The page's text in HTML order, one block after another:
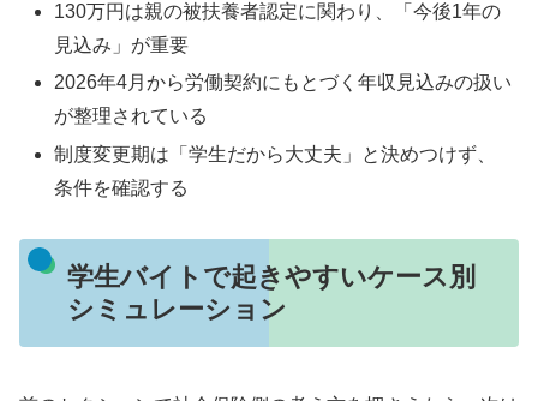
130万円は親の被扶養者認定に関わり、「今後1年の
見込み」が重要
2026年4月から労働契約にもとづく年収見込みの扱い
が整理されている
制度変更期は「学生だから大丈夫」と決めつけず、
条件を確認する
学生バイトで起きやすいケース別
シミュレーション